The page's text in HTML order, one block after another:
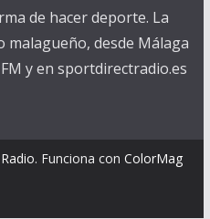
de hacer deporte. La
desde Málaga
y en sportdirectradio.es
. Funciona con ColorMag